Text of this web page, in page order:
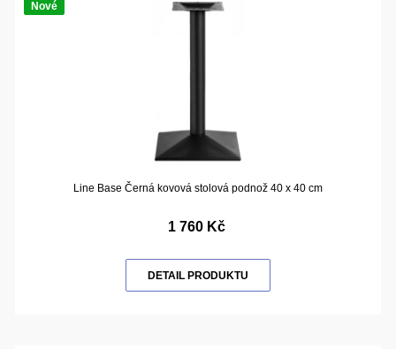
Nové
Line Base Černá kovová stolová podnož 40 x 40 cm
1 760 Kč
DETAIL PRODUKTU